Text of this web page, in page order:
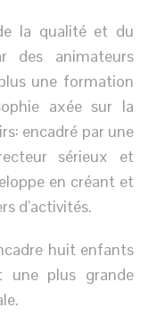
la qualité et du
des animateurs
une formation
axée sur la
encadré par une
sérieux et
en créant et
d’activités.
huit enfants
une plus grande